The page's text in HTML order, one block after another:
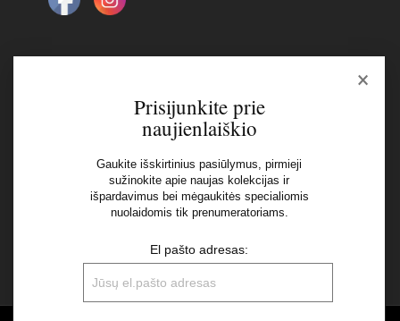
Naujienlaiškis
Aš perskaičiau ir sutinku su Privatumo Politikos
×
Prisijunkite prie
naujienlaiškio
Gaukite išskirtinius pasiūlymus, pirmieji
sužinokite apie naujas kolekcijas ir
išpardavimus bei mėgaukitės specialiomis
nuolaidomis tik prenumeratoriams.
El pašto adresas: